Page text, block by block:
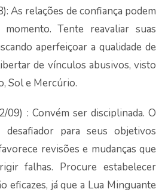
As relações de confiança podem
Tente reavaliar suas
aperfeiçoar a qualidade de
de vínculos abusivos, visto
Sol e Mercúrio.
: Convém ser disciplinada. O
para seus objetivos
revisões e mudanças que
falhas. Procure estabelecer
eficazes, já que a Lua Minguante